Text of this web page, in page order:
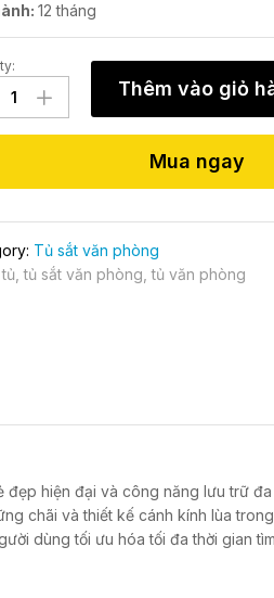
12 tháng
Thêm vào giỏ
Mua ngay
Tủ sắt văn phòng
tủ,tủ sắt văn phòng,tủ văn phòng
hiện đại và công năng lưu trữ
chãi và thiết kế cánh kính lùa
dùng tối ưu hóa tối đa thời gian